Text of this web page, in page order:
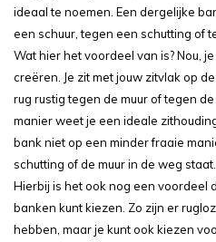
ideaal te noemen. Een dergelijke
een schuur, tegen een schutting of
Wat hier het voordeel van is? Nou,
creëren. Je zit met jouw zitvlak op
rug rustig tegen de muur of tegen
manier weet je een ideale
bank niet op een minder fraaie
schutting of de muur in de weg staat.
Hierbij is het ook nog een voordeel
banken kunt kiezen. Zo zijn er
hebben, maar je kunt ook kiezen